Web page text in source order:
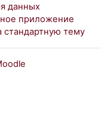
данных
приложение
стандартную тему